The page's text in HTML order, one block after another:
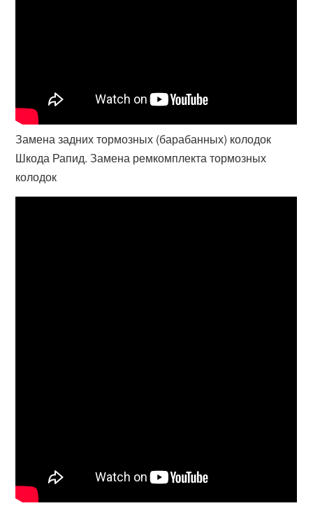
Замена задних тормозных (барабанных) колодок
Шкода Рапид. Замена ремкомплекта тормозных
колодок